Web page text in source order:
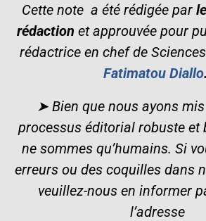
Cette note a été rédigée par
rédaction etapprouvée pour
rédactrice en chef de
Fatimatou Diallo.
➤ Bien que nous ayons
processus éditorial robuste et
ne sommes qu’humains. Si
erreurs ou des coquilles dans
veuillez-nous en informer
l’adresse